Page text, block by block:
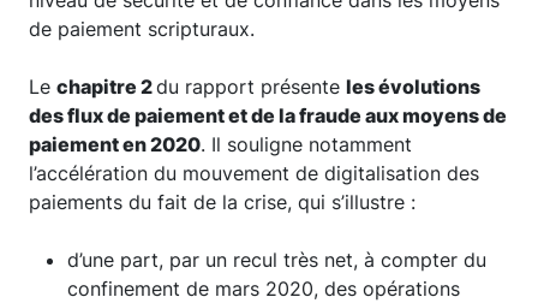
de paiement scripturaux.
Le chapitre 2du rapport présente les évolutions
des flux de paiement et de la fraude aux moyens de
paiement en 2020. Il souligne notamment
l’accélération du mouvement de digitalisation des
paiements du fait de la crise, qui s’illustre :
d’une part, par un recul très net, à compter du
confinement de mars 2020, des opérations